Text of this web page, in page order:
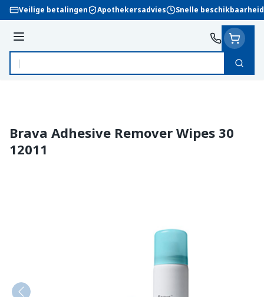
Ga naar de inhoud
Veilige betalingen Apothekersadvies Snelle beschikbaarheid
Menu
Product, merk, categorie...
Zoek
Brava Adhesive Remover Wipes 30
12011